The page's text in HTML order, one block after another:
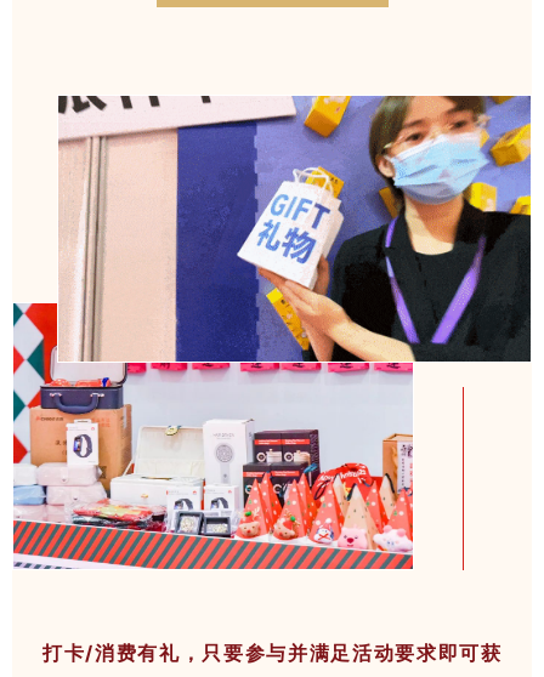
打卡/消费有礼，只要参与并满足活动要求即可获